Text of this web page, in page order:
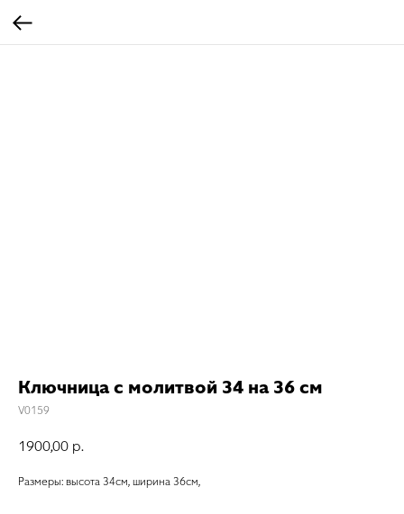
Ключница с молитвой 34 на 36 см
V0159
1900,00 р.
Размеры: высота 34см, ширина 36см,